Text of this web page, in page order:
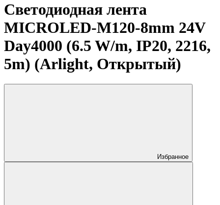
Светодиодная лента
MICROLED-M120-8mm 24V
Day4000 (6.5 W/m, IP20, 2216,
5m) (Arlight, Открытый)
Избранное